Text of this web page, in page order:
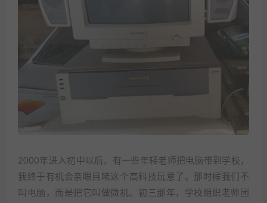
2000年进入初中以后，有一些年轻老师把电脑带到学校，
我终于有机会亲眼目睹这个高科技玩意了。那时候我们不
叫电脑，而是把它叫做微机。初三那年，学校组织老师团